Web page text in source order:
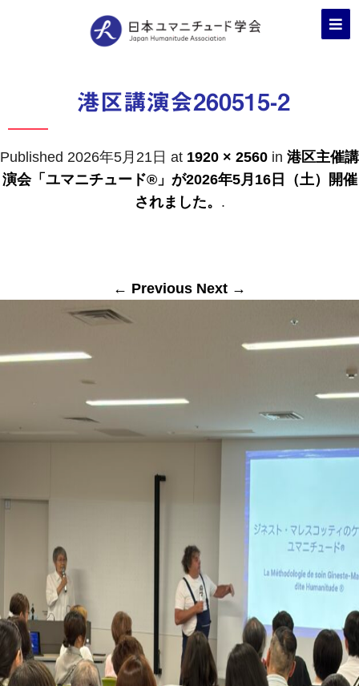
港区講演会260515-2
Published 2026年5月21日 at 1920 × 2560 in 港区主催講
演会「ユマニチュード®」が2026年5月16日（土）開催
されました。 .
← Previous Next →